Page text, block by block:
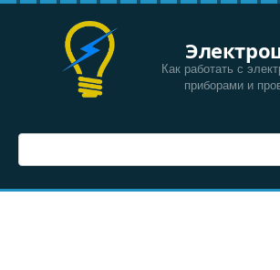
Перейти
Как работать с
приборами и
Поиск: